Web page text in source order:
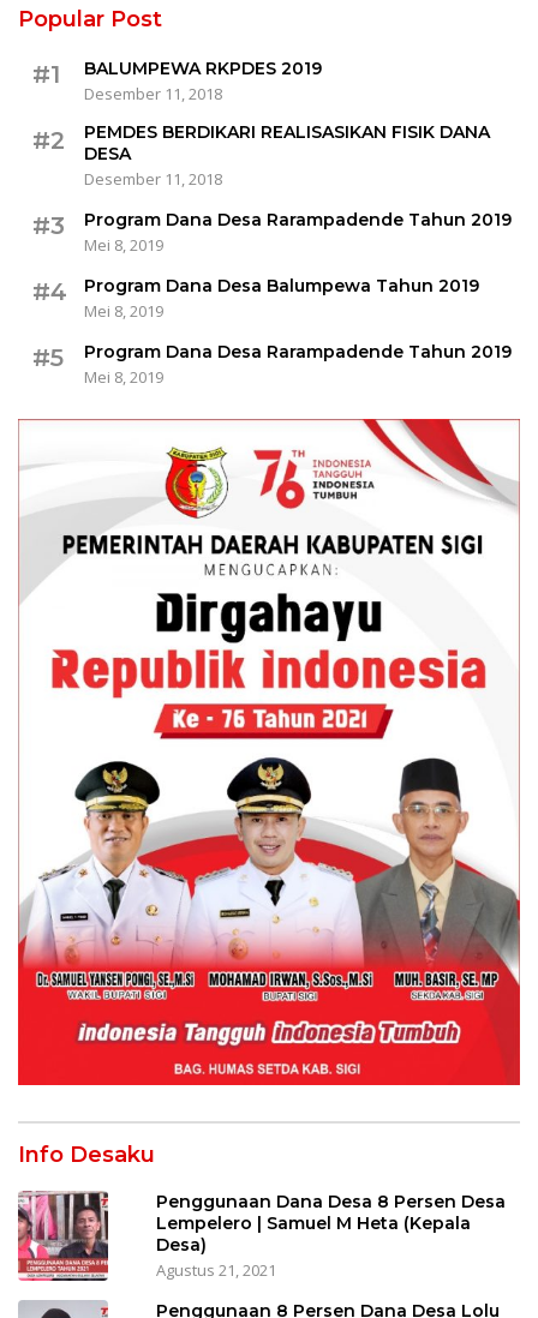
Popular Post
#1
BALUMPEWA RKPDES 2019
Desember 11, 2018
#2
PEMDES BERDIKARI REALISASIKAN FISIK DANA
DESA
Desember 11, 2018
#3
Program Dana Desa Rarampadende Tahun 2019
Mei 8, 2019
#4
Program Dana Desa Balumpewa Tahun 2019
Mei 8, 2019
#5
Program Dana Desa Rarampadende Tahun 2019
Mei 8, 2019
Info Desaku
Penggunaan Dana Desa 8 Persen Desa
Lempelero | Samuel M Heta (Kepala
Desa)
Agustus 21, 2021
Penggunaan 8 Persen Dana Desa Lolu